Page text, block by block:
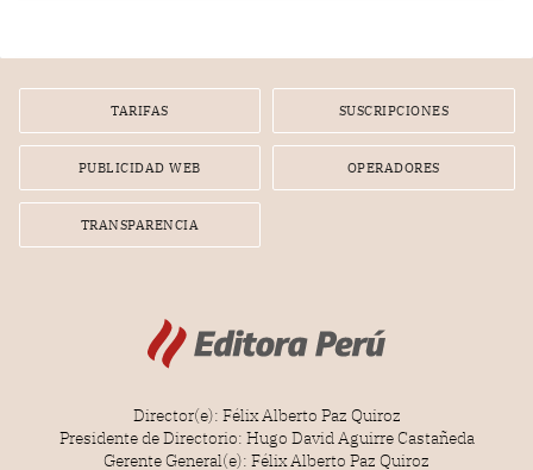
TARIFAS SUSCRIPCIONES
PUBLICIDAD WEB OPERADORES
TRANSPARENCIA
Director(e): Félix Alberto Paz Quiroz
Presidente de Directorio: Hugo David Aguirre Castañeda
Gerente General(e): Félix Alberto Paz Quiroz